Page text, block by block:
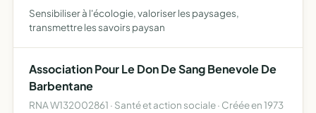
Sensibiliser à l'écologie, valoriser les paysages,
transmettre les savoirs paysan
Association Pour Le Don De Sang Benevole De
Barbentane
RNA W132002861 · Santé et action sociale · Créée en 1973